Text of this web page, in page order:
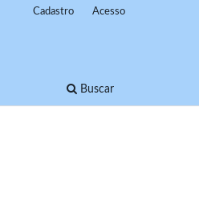
Buscar
Cadastro Acesso